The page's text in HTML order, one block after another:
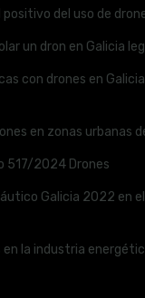
del uso de
un dron en Galicia
con drones en
en zonas urbanas
517/2024 Drones
Galicia 2022 en
en la industria